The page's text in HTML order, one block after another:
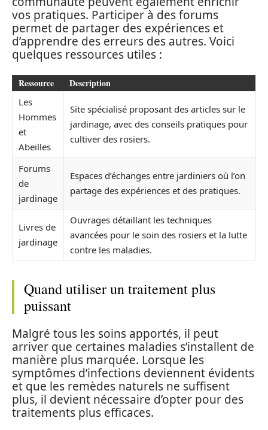
vos pratiques. Participer à des forums
permet de partager des expériences et
d’apprendre des erreurs des autres. Voici
quelques ressources utiles :
Ressource Description
Les
Hommes
et
Abeilles
Site spécialisé proposant des articles sur le
jardinage, avec des conseils pratiques pour
cultiver des rosiers.
Forums
de
jardinage
Espaces d’échanges entre jardiniers où l’on
partage des expériences et des pratiques.
Livres de
jardinage
Ouvrages détaillant les techniques
avancées pour le soin des rosiers et la lutte
contre les maladies.
Quand utiliser un traitement plus
puissant
Malgré tous les soins apportés, il peut
arriver que certaines maladies s’installent de
manière plus marquée. Lorsque les
symptômes d’infections deviennent évidents
et que les remèdes naturels ne suffisent
plus, il devient nécessaire d’opter pour des
traitements plus efficaces.